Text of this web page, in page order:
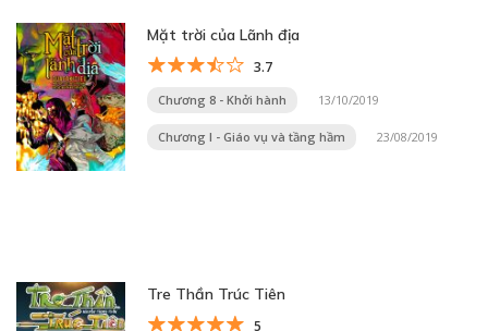
Mặt trời của Lãnh địa
3.7
Chương 8 - Khởi hành 13/10/2019
Chương I - Giáo vụ và tầng hầm 23/08/2019
Tre Thần Trúc Tiên
5